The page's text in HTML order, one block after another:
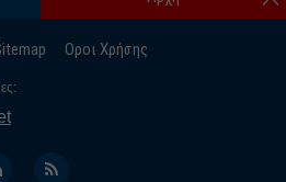
Οροι Χρήσης